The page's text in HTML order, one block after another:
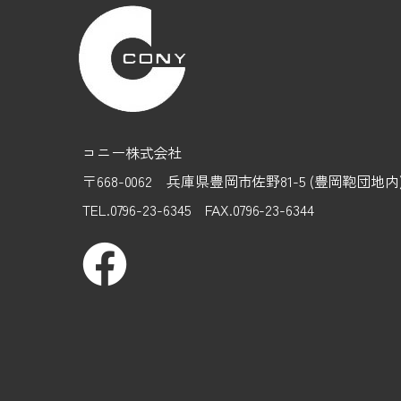
コニー株式会社
〒668-0062 兵庫県豊岡市佐野81-5 (豊岡鞄団地
TEL.0796-23-6345 FAX.0796-23-6344